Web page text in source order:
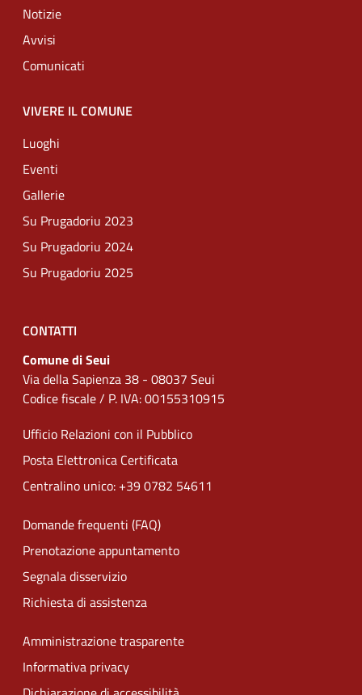
Notizie
Avvisi
Comunicati
VIVERE IL COMUNE
Luoghi
Eventi
Gallerie
Su Prugadoriu 2023
Su Prugadoriu 2024
Su Prugadoriu 2025
CONTATTI
Comune di Seui
Via della Sapienza 38 - 08037 Seui
Codice fiscale / P. IVA: 00155310915
Ufficio Relazioni con il Pubblico
Posta Elettronica Certificata
Centralino unico: +39 0782 54611
Domande frequenti (FAQ)
Prenotazione appuntamento
Segnala disservizio
Richiesta di assistenza
Amministrazione trasparente
Informativa privacy